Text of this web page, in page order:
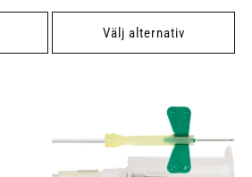
pris
Välj alternativ